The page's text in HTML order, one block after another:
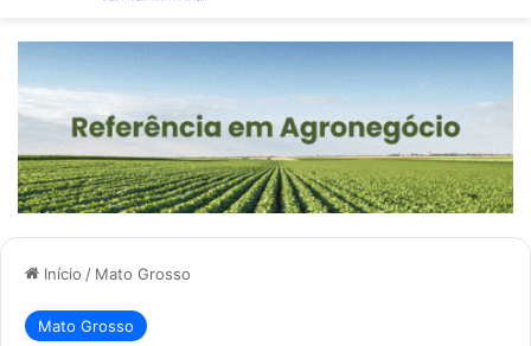
Início / Mato Grosso
Mato Grosso